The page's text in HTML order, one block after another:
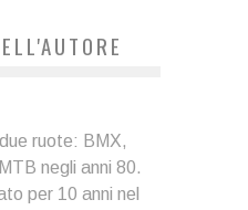
ruote: BMX,
negli anni 80.
per 10 anni nel